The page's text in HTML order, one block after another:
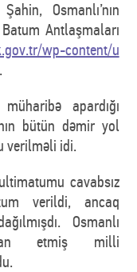
Osmanlı’nın
Antlaşmaları
wp-content/u
apardığı
bütün dəmir yol
verilməli idi.
cavabsız
verildi, ancaq
Osmanlı
etmiş milli